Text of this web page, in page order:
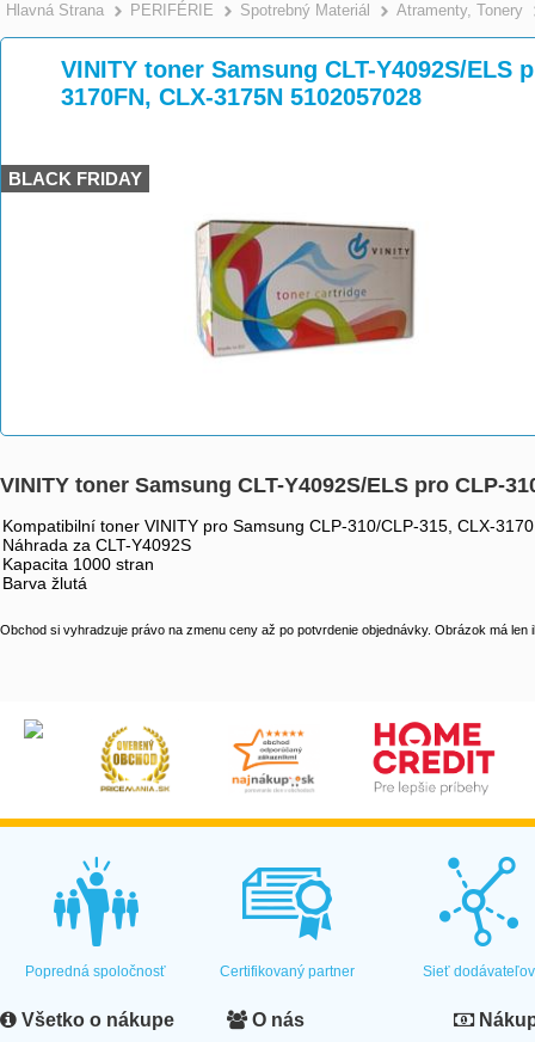
Hlavná Strana >
PERIFÉRIE >
Spotrebný Materiál >
Atramenty, Tonery
VINITY toner Samsung CLT-Y4092S/ELS
3170FN, CLX-3175N 5102057028
BLACK FRIDAY
VINITY toner Samsung CLT-Y4092S/ELS pro CLP-
Kompatibilní toner VINITY pro Samsung CLP-310/CLP-315, CLX-
Náhrada za CLT-Y4092S
Kapacita 1000 stran
Barva žlutá
Obchod si vyhradzuje právo na zmenu ceny až po potvrdenie objednávky. Obrázok má len
Popredná spoločnosť Certifikovaný partner Sieť dodávateľov
Všetko o nákupe O nás